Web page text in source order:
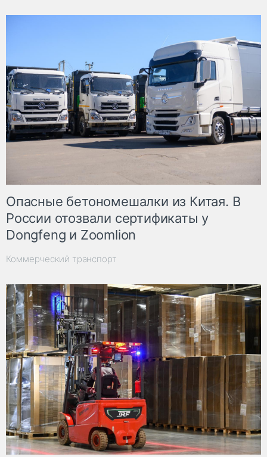
Опасные бетономешалки из Китая. В
России отозвали сертификаты у
Dongfeng и Zoomlion
Коммерческий транспорт